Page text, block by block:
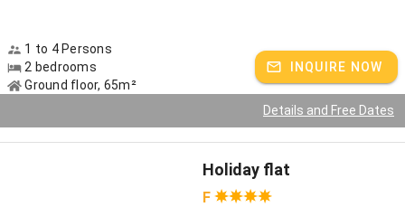
1 to 4 Persons
2 bedrooms
Ground floor, 65m²
INQUIRE NOW
Details and Free Dates
Holiday flat
F